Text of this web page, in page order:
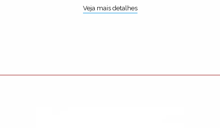
Veja mais detalhes